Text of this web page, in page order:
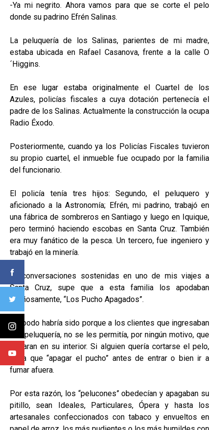
-Ya mi negrito. Ahora vamos para que se corte el pelo
donde su padrino Efrén Salinas.
La peluquería de los Salinas, parientes de mi madre,
estaba ubicada en Rafael Casanova, frente a la calle O
´Higgins.
En ese lugar estaba originalmente el Cuartel de los
Azules, policías fiscales a cuya dotación pertenecía el
padre de los Salinas. Actualmente la construcción la ocupa
Radio Éxodo.
Posteriormente, cuando ya los Policías Fiscales tuvieron
su propio cuartel, el inmueble fue ocupado por la familia
del funcionario.
El policía tenía tres hijos: Segundo, el peluquero y
aficionado a la Astronomía; Efrén, mi padrino, trabajó en
una fábrica de sombreros en Santiago y luego en Iquique,
pero terminó haciendo escobas en Santa Cruz. También
era muy fanático de la pesca. Un tercero, fue ingeniero y
trabajó en la minería.
En conversaciones sostenidas en uno de mis viajes a
Santa Cruz, supe que a esta familia los apodaban
cariñosamente, “Los Pucho Apagados”.
El apodo habría sido porque a los clientes que ingresaban
a la peluquería, no se les permitía, por ningún motivo, que
fumaran en su interior. Si alguien quería cortarse el pelo,
tenía que “apagar el pucho” antes de entrar o bien ir a
fumar afuera.
Por esta razón, los “pelucones” obedecían y apagaban su
pitillo, sean Ideales, Particulares, Ópera y hasta los
artesanales confeccionados con tabaco y envueltos en